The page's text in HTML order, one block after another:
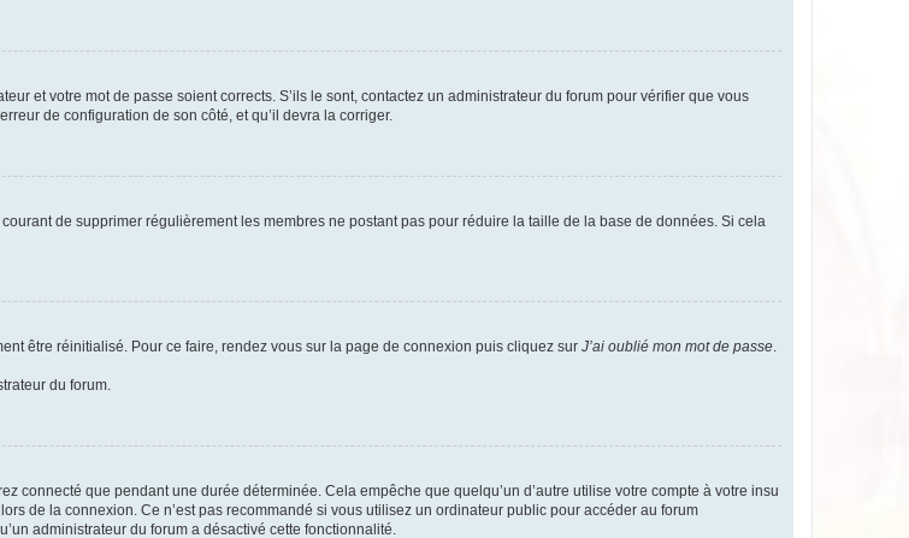
et votre mot de passe soient corrects. S’ils le sont, contactez un administrateur du forum pour vérifier que vous
de configuration de son côté, et qu’il devra la corriger.
de supprimer régulièrement les membres ne postant pas pour réduire la taille de la base de données. Si cela
être réinitialisé. Pour ce faire, rendez vous sur la page de connexion puis cliquez sur J’ai oublié mon mot de passe
du forum.
connecté que pendant une durée déterminée. Cela empêche que quelqu’un d’autre utilise votre compte à votre insu
lors de la connexion. Ce n’est pas recommandé si vous utilisez un ordinateur public pour accéder au forum
administrateur du forum a désactivé cette fonctionnalité.